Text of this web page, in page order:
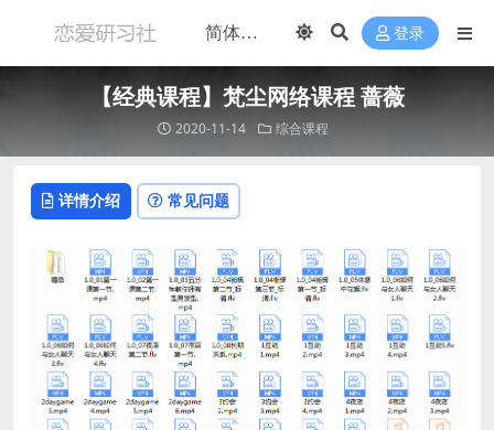
登录
【经典课程】梵尘网络课程 蔷薇
2020-11-14 综合课程
详情介绍 常见问题